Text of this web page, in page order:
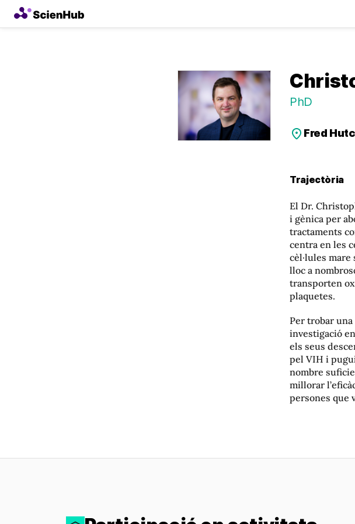
PhD
Fred
Trajectòria
El Dr.
i gènica per
tractaments
centra en les
cèl·lules mare
lloc a
transporten
plaquetes.
Per trobar
investigació
els seus
pel VIH i
nombre
millorar
persones que